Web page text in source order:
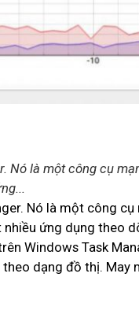
là một công cụ
Nó là một công
ứng dụng theo
Windows Task
dạng đồ thị.